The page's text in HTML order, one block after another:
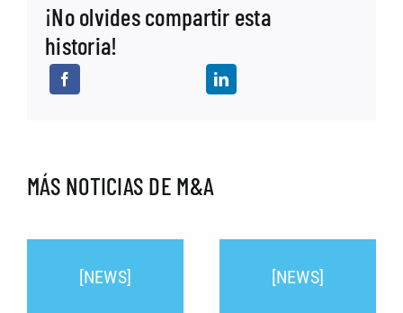
¡No olvides compartir esta
historia!
MÁS NOTICIAS DE M&A
[NEWS] [NEWS]